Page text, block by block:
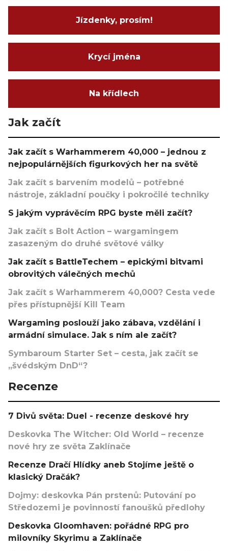
Jízdenky, prosím!
Krycí jména
Na křídlech
Jak začít
Jak začít s Warhammerem 40,000 – jednou z
nejpopulárnějších figurkových her na světě
Jak začít s barvením modelů – potřebné
nástroje, základní poučky i pokročilé techniky
S jakým vyprávěcím RPG byste měli začít?
Jak začít s Bolt Action – wargamingem
zasazeným do druhé světové války
Jak začít s BattleTechem – epickými bitvami
obrovitých válečných mechů
Jak začít s Warhammerem 40,000? Cesta vede
přes přístupnější Kill Team
Wargaming poslouží jako zábava, vzdělání i
armádní simulace. Jak s ním ale začít?
Symbaroum Starter Set – cesta, jak začít se
„švédským DnD“?
Recenze
7 Divů světa: Duel - recenze deskové hry
Deskovka The Witcher: Old World – recenze
nové hry ze světa Zaklínače
Recenze Dračí Hlídky aneb Stojíme ještě o
klasický Dračák?
Dojmy: deskovka Pán prstenů: Putování po
Středozemi je povinností fanoušků předlohy
Deskovka Gloomhaven: pořádné RPG pro
milovníky Skyrimu a Zaklínače